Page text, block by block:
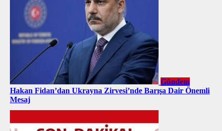
Gündem
Hakan Fidan’dan Ukrayna Zirvesi’nde Barışa Dair Önemli
Mesaj